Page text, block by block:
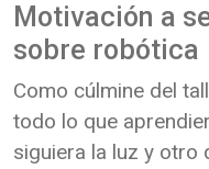
Motivación a
sobre robótica
Como cúlmine del
todo lo que
siguiera la luz y otro